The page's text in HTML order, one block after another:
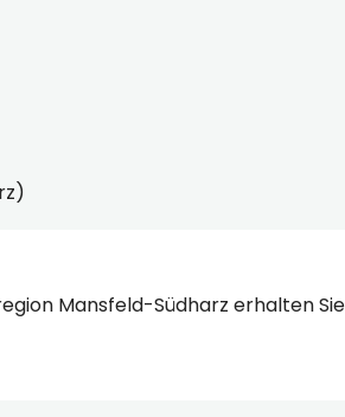
Mansfeld-Südharz erhalten